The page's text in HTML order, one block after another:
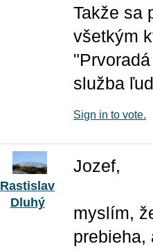
Takže sa
všetkým
služba
Sign in to vote.
Rastislav
Dluhý
Jozef,
myslím,
prebieha,